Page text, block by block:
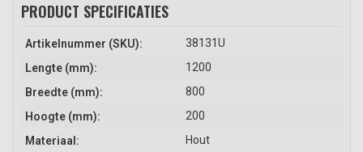
PRODUCT SPECIFICATIES
Artikelnummer (SKU):
38131U
Lengte (mm):
1200
Breedte (mm):
800
Hoogte (mm):
200
Materiaal:
Hout